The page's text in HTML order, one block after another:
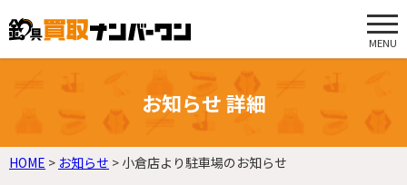
MENU
お知らせ 詳細
HOME > お知らせ > 小倉店より駐車場のお知らせ